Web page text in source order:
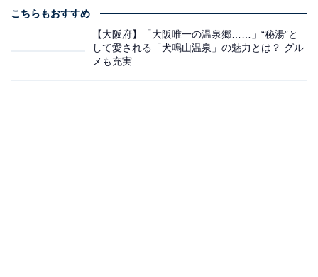
こちらもおすすめ
【大阪府】「大阪唯一の温泉郷……」“秘湯”と
して愛される「犬鳴山温泉」の魅力とは？ グル
メも充実